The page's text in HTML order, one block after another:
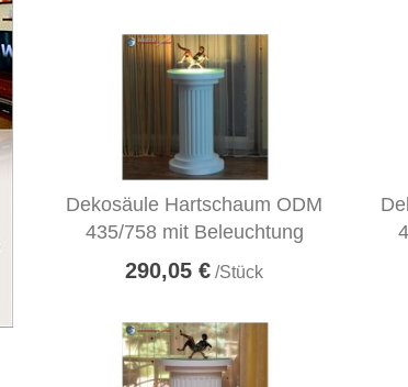
Dekosäule Hartschaum ODM
435/758 mit Beleuchtung
290,05 € /Stück